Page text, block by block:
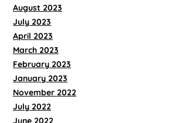
August 2023
July 2023
April 2023
March 2023
February 2023
January 2023
November 2022
July 2022
June 2022